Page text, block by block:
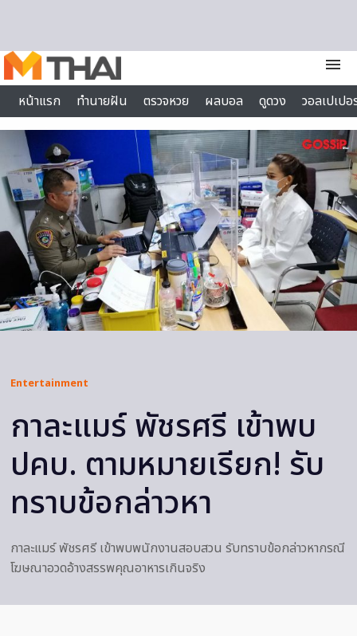
menu
หน้าแรก
ทำนายฝัน ตรวจหวย ผลบอล ดูดวง
วอลเปเป
ไลฟ์สไตล์
Entertainment
กาละแมร์ พัชรศรี เข้าพบ
ปคบ. ตามหมายเรียก! รับ
ทราบข้อกล่าวหา
กาละแมร์ พัชรศรี เข้าพบพนักงานสอบสวน รับทราบข้อกล่าวหากรณี
โฆษณาอวดอ้างสรรพคุณอาหารเกินจริง